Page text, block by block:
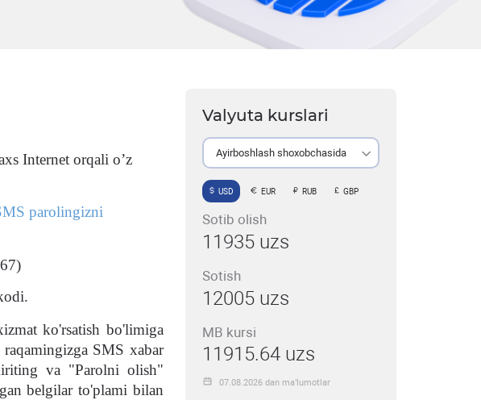
Internet orqali o’z
parolingizni
ko'rsatish bo'limiga
SMS xabar
va "Parolni olish"
belgilar to'plami bilan
Valyuta kurslari
Ayirboshlash shoxobchasida
USD EUR RUB GBP
Sotib olish
11935 uzs
Sotish
12005 uzs
MB kursi
11915.64 uzs
07.08.2026 dan ma’lumotlar